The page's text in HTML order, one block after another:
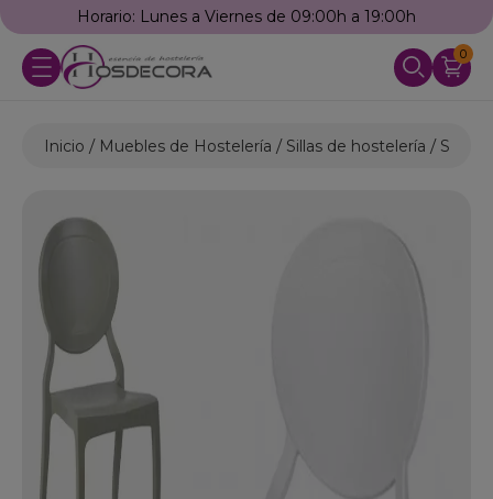
Horario: Lunes a Viernes de 09:00h a 19:00h
0
Inicio Muebles de Hostelería Sillas de hostelería Sillas